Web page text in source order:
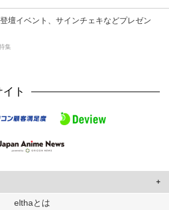
壇イベント、サインチェキなどプレゼン
集
ト
して、ユーザーに合わせたコンテンツや広告の
elthaとは